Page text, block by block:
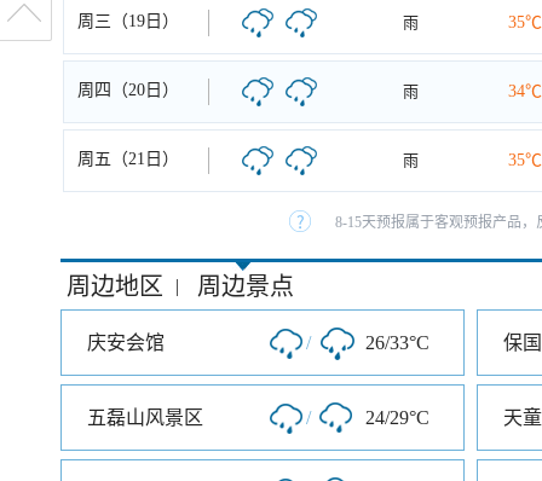
周三（19日） 雨 35℃
周四（20日） 雨 34℃
周五（21日） 雨 35℃
8-15天预报属于客观预报产品
周边地区 | 周边景点
庆安会馆 / 26/33°C 保
五磊山风景区 / 24/29°C 天